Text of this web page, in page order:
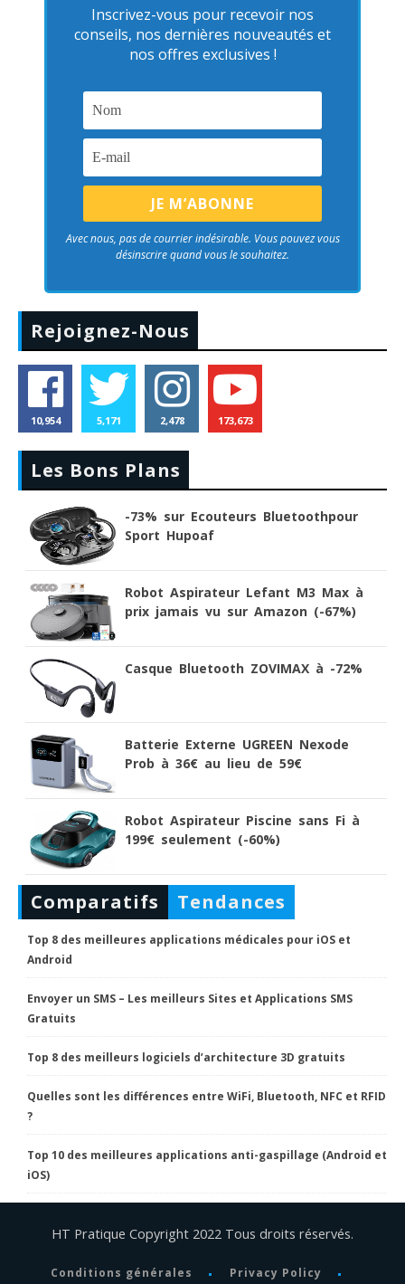
Inscrivez-vous pour recevoir nos
conseils, nos dernières nouveautés et
nos offres exclusives !
Avec nous, pas de courrier indésirable. Vous pouvez vous
désinscrire quand vous le souhaitez.
Rejoignez-Nous
10,954 5,171 2,478 173,673
Les Bons Plans
-73% sur Ecouteurs Bluetoothpour
Sport Hupoaf
Robot Aspirateur Lefant M3 Max à
prix jamais vu sur Amazon (-67%)
Casque Bluetooth ZOVIMAX à -72%
Batterie Externe UGREEN Nexode
Prob à 36€ au lieu de 59€
Robot Aspirateur Piscine sans Fi à
199€ seulement (-60%)
Comparatifs Tendances
Top 8 des meilleures applications médicales pour iOS et
Android
Envoyer un SMS – Les meilleurs Sites et Applications SMS
Gratuits
Top 8 des meilleurs logiciels d’architecture 3D gratuits
Quelles sont les différences entre WiFi, Bluetooth, NFC et RFID
?
Top 10 des meilleures applications anti-gaspillage (Android et
iOS)
HT Pratique Copyright 2022 Tous droits réservés.
Conditions générales Privacy Policy